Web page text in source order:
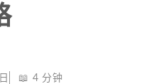
📖 4 分钟